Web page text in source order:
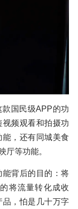
国民级APP的功
频观看和拍摄功
，还有同城美食
厅等功能。
能背后的目的：将
将流量转化成收
，怕是几十万字